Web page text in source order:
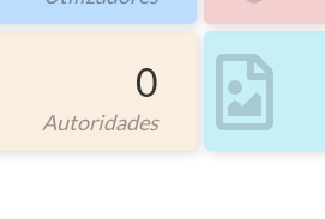
0
Autoridades